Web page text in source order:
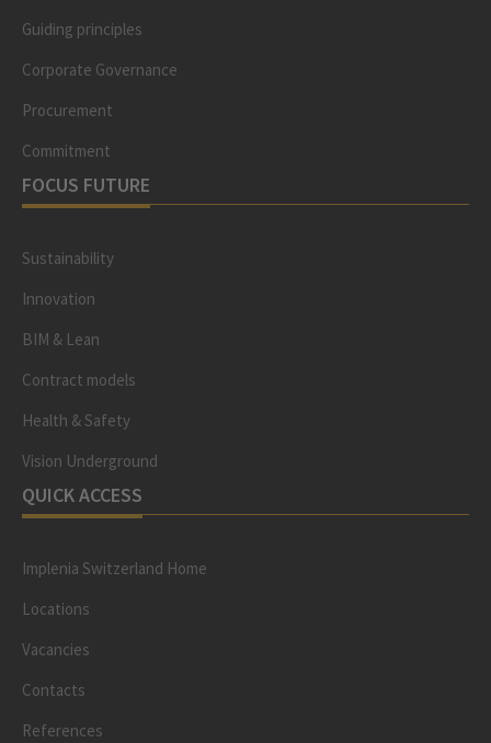
Guiding principles
Corporate Governance
Procurement
Commitment
FOCUS FUTURE
Sustainability
Innovation
BIM & Lean
Contract models
Health & Safety
Vision Underground
QUICK ACCESS
Implenia Switzerland Home
Locations
Vacancies
Contacts
References